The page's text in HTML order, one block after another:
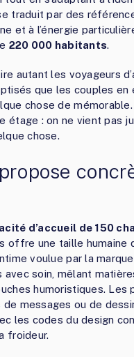
traduit par des
et à l’énergie
220 000 habitants.
autant les voyageurs
que les couples en
chose de
étage : on ne vient pas
chose.
d’accueil de 150
offre une taille humaine
voulue par la
avec soin, mêlant
humoristiques. Les
de messages ou de
les codes du design
froideur.